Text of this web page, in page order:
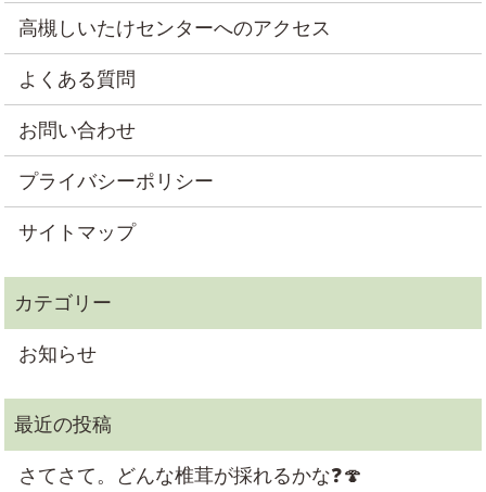
高槻しいたけセンターへのアクセス
よくある質問
お問い合わせ
プライバシーポリシー
サイトマップ
お知らせ
さてさて。どんな椎茸が採れるかな❓🍄